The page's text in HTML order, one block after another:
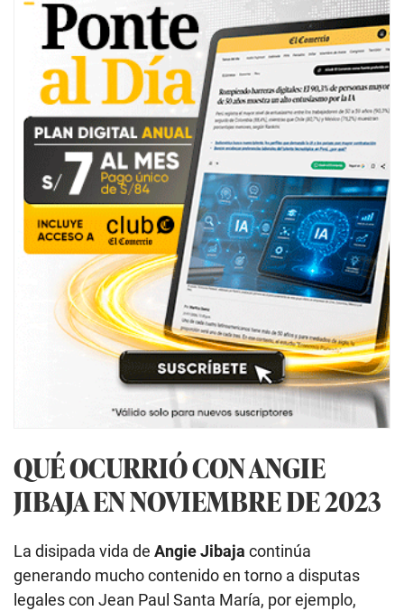
QUÉ OCURRIÓ CON ANGIE
JIBAJA EN NOVIEMBRE DE 2023
La disipada vida de Angie Jibaja continúa
generando mucho contenido en torno a disputas
legales con Jean Paul Santa María, por ejemplo,